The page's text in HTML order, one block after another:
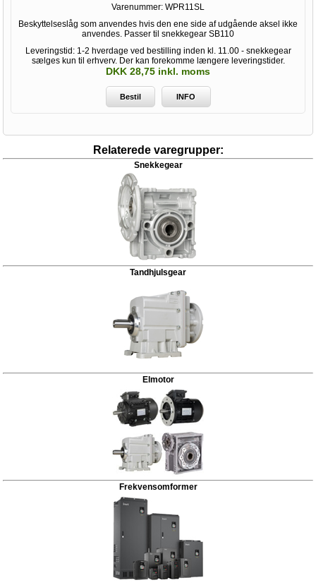
Varenummer: WPR11SL
Beskyttelseslåg som anvendes hvis den ene side af udgående aksel ikke
anvendes. Passer til snekkegear SB110
Leveringstid: 1-2 hverdage ved bestilling inden kl. 11.00 - snekkegear
sælges kun til erhverv. Der kan forekomme længere leveringstider.
DKK 28,75 inkl. moms
Bestil INFO
Relaterede varegrupper:
Snekkegear
Tandhjulsgear
Elmotor
Frekvensomformer